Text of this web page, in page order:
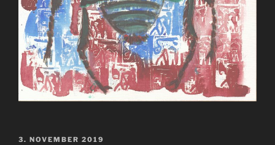
VERÖFFENTLICHT
3. NOVEMBER 2019